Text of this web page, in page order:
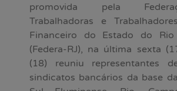
promovida pela
Trabalhadoras e
Financeiro do Estado do
(Federa-RJ), na última sexta
(18) reuniu representantes
sindicatos bancários da base